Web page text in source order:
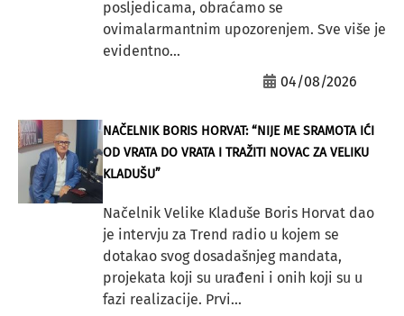
posljedicama, obraćamo se
ovimalarmantnim upozorenjem. Sve više je
evidentno...
04/08/2026
NAČELNIK BORIS HORVAT: “NIJE ME SRAMOTA IĆI
OD VRATA DO VRATA I TRAŽITI NOVAC ZA VELIKU
KLADUŠU”
Načelnik Velike Kladuše Boris Horvat dao
je intervju za Trend radio u kojem se
dotakao svog dosadašnjeg mandata,
projekata koji su urađeni i onih koji su u
fazi realizacije. Prvi...